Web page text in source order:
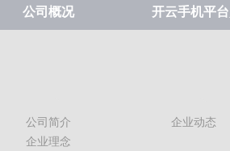
公司概况 开云手机平台_
公司简介
企业理念
企业动态